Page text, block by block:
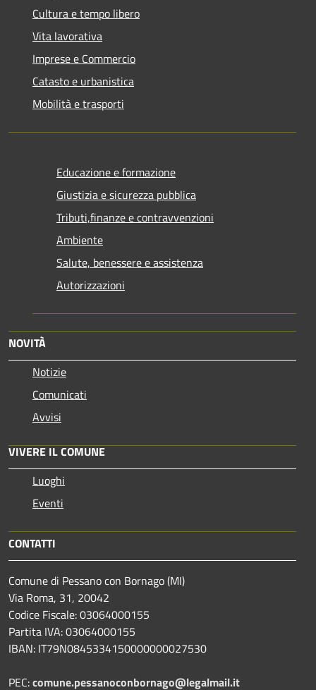
Cultura e tempo libero
Vita lavorativa
Imprese e Commercio
Catasto e urbanistica
Mobilità e trasporti
Educazione e formazione
Giustizia e sicurezza pubblica
Tributi,finanze e contravvenzioni
Ambiente
Salute, benessere e assistenza
Autorizzazioni
NOVITÀ
Notizie
Comunicati
Avvisi
VIVERE IL COMUNE
Luoghi
Eventi
CONTATTI
Comune di Pessano con Bornago (MI)
Via Roma, 31, 20042
Codice Fiscale: 03064000155
Partita IVA: 03064000155
IBAN: IT79N0845334150000000027530
PEC:comune.pessanoconbornago@legalmail.it